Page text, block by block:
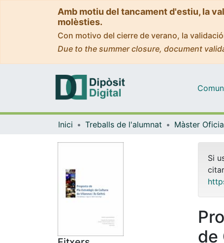
Amb motiu del tancament d'estiu, la
molèsties.
Con motivo del cierre de verano, la
Due to the summer closure, document
Inici Treballs de l'alumnat
Si
de